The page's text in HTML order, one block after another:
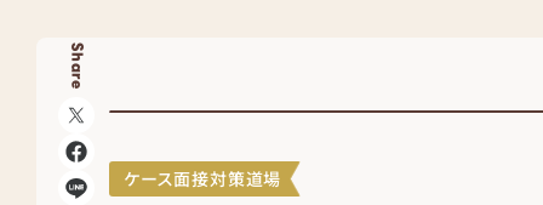
Share
ケース面接対策道場